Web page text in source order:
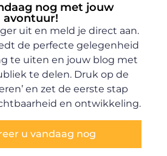
nog met jouw
avontuur!
uit en meld je direct aan.
de perfecte gelegenheid
te uiten en jouw blog met
te delen. Druk op de
en zet de eerste stap
en ontwikkeling.
u vandaag nog